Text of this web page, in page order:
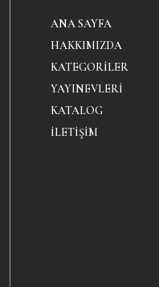
ANA SAYFA
HAKKIMIZDA
KATEGORILER
YAYINEVLERI
KATALOG
İLETIŞIM